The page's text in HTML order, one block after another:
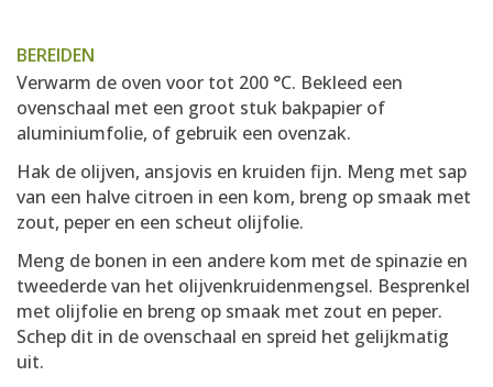
BEREIDEN
Verwarm de oven voor tot 200 °C. Bekleed een
ovenschaal met een groot stuk bakpapier of
aluminiumfolie, of gebruik een ovenzak.
Hak de olijven, ansjovis en kruiden fijn. Meng met sap
van een halve citroen in een kom, breng op smaak met
zout, peper en een scheut olijfolie.
Meng de bonen in een andere kom met de spinazie en
tweederde van het olijvenkruidenmengsel. Besprenkel
met olijfolie en breng op smaak met zout en peper.
Schep dit in de ovenschaal en spreid het gelijkmatig
uit.